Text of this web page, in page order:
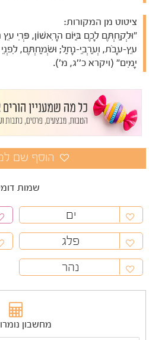
ציטוט מן המקורות:
"וּלְקַחְתֶּם לָכֶם בַּיּוֹם הָרִאשׁוֹן, פְּרִי
עֵץ-עָבֹת, וְעַרְבֵי-נָחַל; וּשְׂמַחְתֶּם,
יָמִים" (ויקרא כ''ג, מ').
שמות
ים
פלג
נהר
מחשבון